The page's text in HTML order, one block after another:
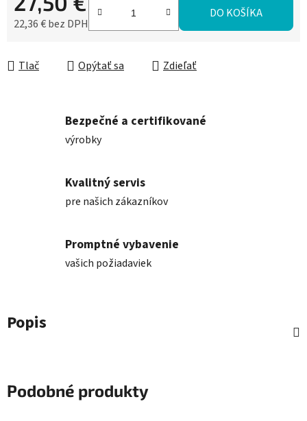
22,36 € bez DPH
DO KOŠÍKA
Tlač Opýtať sa Zdieľať
Bezpečné a certifikované
výrobky
Kvalitný servis
pre našich zákazníkov
Promptné vybavenie
vašich požiadaviek
Popis
Podobné produkty